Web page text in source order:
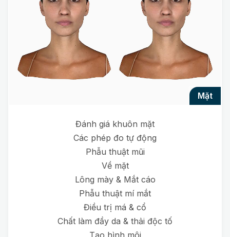
mặt
Đánh giá khuôn mặt
Các phép đo tự động
Phẫu thuật mũi
Về mặt
Lông mày & Mắt cáo
Phẫu thuật mí mắt
Điều trị má & cổ
Chất làm đầy da & thải độc tố